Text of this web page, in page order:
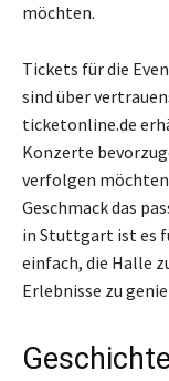
möchten.
Tickets für die
sind über
ticketonline.de
Konzerte
verfolgen
Geschmack das
in Stuttgart ist es
einfach, die Halle
Erlebnisse zu